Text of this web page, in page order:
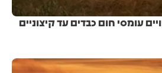
עומסי חום כבדים עד קיצוניים